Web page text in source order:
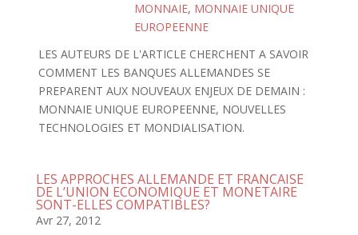
MONNAIE, MONNAIE UNIQUE
EUROPEENNE
LES AUTEURS DE L'ARTICLE CHERCHENT A SAVOIR
COMMENT LES BANQUES ALLEMANDES SE
PREPARENT AUX NOUVEAUX ENJEUX DE DEMAIN :
MONNAIE UNIQUE EUROPEENNE, NOUVELLES
TECHNOLOGIES ET MONDIALISATION.
LES APPROCHES ALLEMANDE ET FRANCAISE
DE L’UNION ECONOMIQUE ET MONETAIRE
SONT-ELLES COMPATIBLES?
Avr 27, 2012